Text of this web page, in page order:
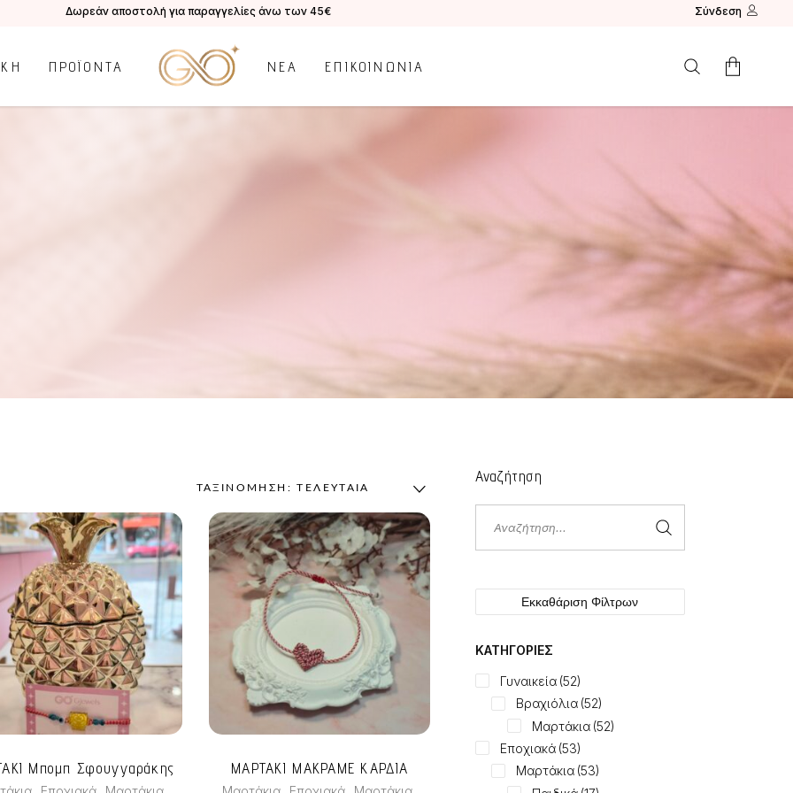
Δωρεάν αποστολή για παραγγελίες άνω των 45€ Σύνδεση
ΠΡΟΪΟΝΤΑ ΝΕΑ ΕΠΙΚΟΙΝΩΝΙΑ
ΤΑΞΙΝΌΜΗΣΗ: ΤΕΛΕΥΤΑΊΑ
Μπομπ Σφουγγαράκης ΜΑΡΤΑΚΙ ΜΑΚΡΑΜΕ ΚΑΡΔΙΑ
Αναζήτηση
για:
Εκκαθάριση Φίλτρων
ΚΑΤΗΓΟΡΊΕΣ
Γυναικεία (52)
Βραχιόλια (52)
Μαρτάκια (52)
Εποχιακά (53)
Μαρτάκια (53)